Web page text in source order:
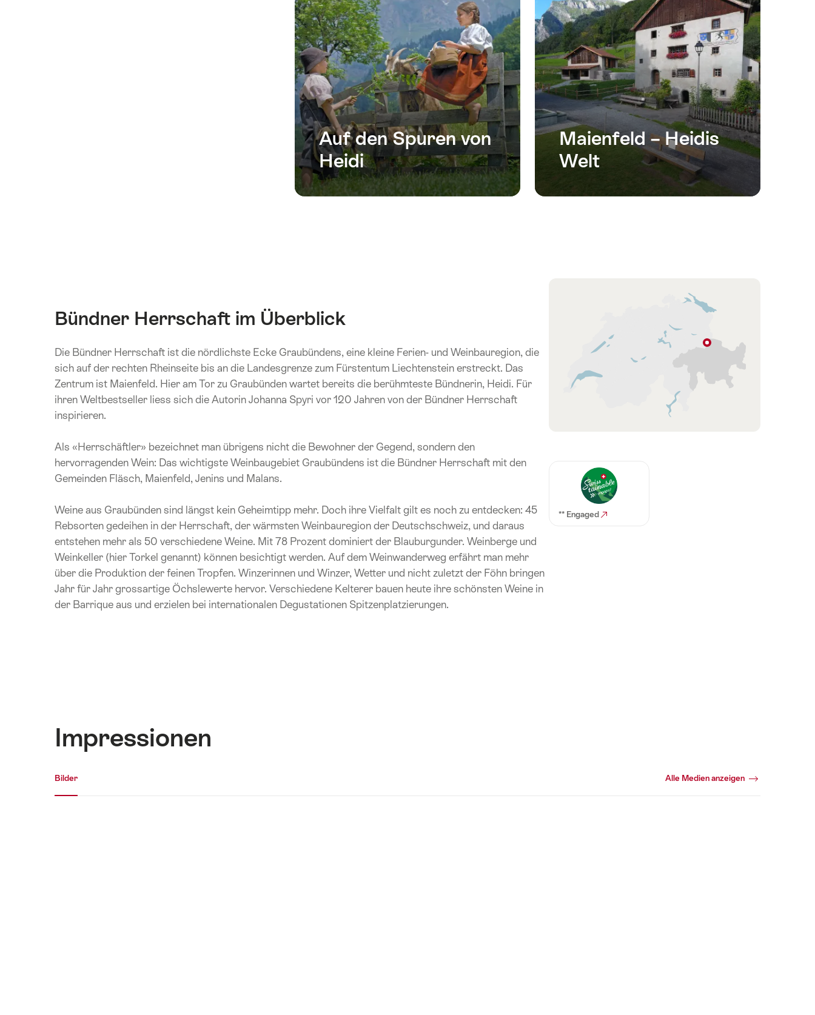
Auf den Spuren von
Heidi
Maienfeld – Heidis
Welt
Bündner Herrschaft im Überblick
Die Bündner Herrschaft ist die nördlichste Ecke Graubündens, eine kleine Ferien- und Weinbauregion, die
sich auf der rechten Rheinseite bis an die Landesgrenze zum Fürstentum Liechtenstein erstreckt. Das
Zentrum ist Maienfeld. Hier am Tor zu Graubünden wartet bereits die berühmteste Bündnerin, Heidi. Für
ihren Weltbestseller liess sich die Autorin Johanna Spyri vor 120 Jahren von der Bündner Herrschaft
inspirieren.
Als «Herrschäftler» bezeichnet man übrigens nicht die Bewohner der Gegend, sondern den
hervorragenden Wein: Das wichtigste Weinbaugebiet Graubündens ist die Bündner Herrschaft mit den
Gemeinden Fläsch, Maienfeld, Jenins und Malans.
Weine aus Graubünden sind längst kein Geheimtipp mehr. Doch ihre Vielfalt gilt es noch zu entdecken: 45
Rebsorten gedeihen in der Herrschaft, der wärmsten Weinbauregion der Deutschschweiz, und daraus
entstehen mehr als 50 verschiedene Weine. Mit 78 Prozent dominiert der Blauburgunder. Weinberge und
Weinkeller (hier Torkel genannt) können besichtigt werden. Auf dem Weinwanderweg erfährt man mehr
über die Produktion der feinen Tropfen. Winzerinnen und Winzer, Wetter und nicht zuletzt der Föhn bringen
Jahr für Jahr grossartige Öchslewerte hervor. Verschiedene Kelterer bauen heute ihre schönsten Weine in
der Barrique aus und erzielen bei internationalen Degustationen Spitzenplatzierungen.
Bündner
Herrschaft
Graubünden
** Engaged
Impressionen
Bilder Alle Medien anzeigen